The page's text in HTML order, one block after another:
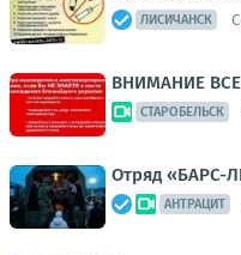
ЛИСИЧАНСК
ВНИМАНИЕ
СТАРОБЕЛЬСК
Отряд «БАРС-
АНТРАЦИТ